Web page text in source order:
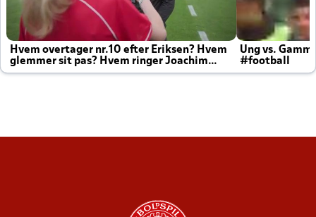
Hvem overtager nr.10 efter Eriksen? Hvem
glemmer sit pas? Hvem ringer Joachim
altid til efter kampe?
Ung vs.
#football